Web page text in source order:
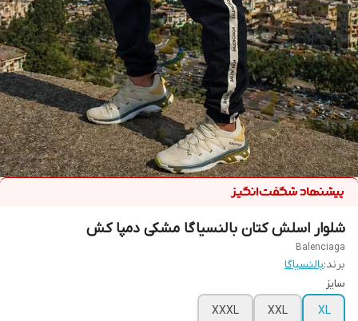
شلوار اسلش کتان بالنسیاگا مشکی دمپا کش
Balenciaga
برند:بالنسیاگا
سایز
XL
XXL
XXXL